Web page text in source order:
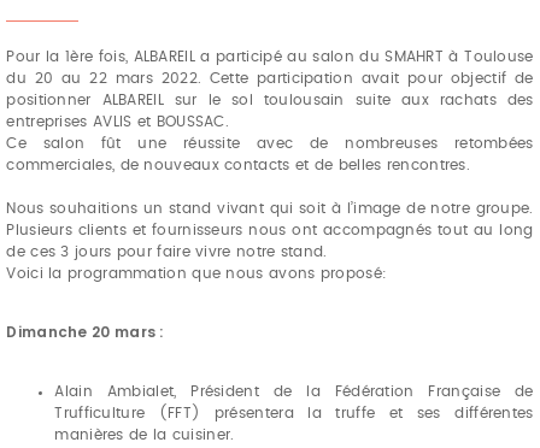
Pour la 1ère fois, ALBAREIL a participé au salon du SMAHRT à Toulouse
du 20 au 22 mars 2022. Cette participation avait pour objectif de
positionner ALBAREIL sur le sol toulousain suite aux rachats des
entreprises AVLIS et BOUSSAC.
Ce salon fût une réussite avec de nombreuses retombées
commerciales, de nouveaux contacts et de belles rencontres.
Nous souhaitions un stand vivant qui soit à l’image de notre groupe.
Plusieurs clients et fournisseurs nous ont accompagnés tout au long
de ces 3 jours pour faire vivre notre stand.
Voici la programmation que nous avons proposé:
Dimanche 20 mars :
Alain Ambialet, Président de la Fédération Française de
Trufficulture (FFT) présentera la truffe et ses différentes
manières de la cuisiner.